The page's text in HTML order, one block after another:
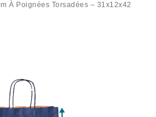
À Poignées Torsadées – 31x12x42